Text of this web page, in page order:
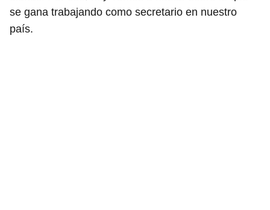
se gana trabajando como secretario en nuestro
país.